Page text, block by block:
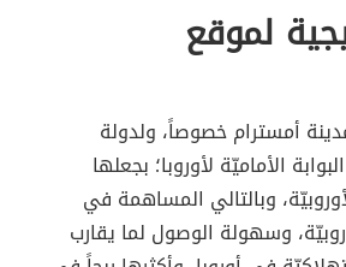
لموقع
أمسترام خصوصاً، ولدولة
الأماميّة لأوروبا؛ بجعلها
وبالتالي المساهمة في
وسهولة الوصول لما يقارب